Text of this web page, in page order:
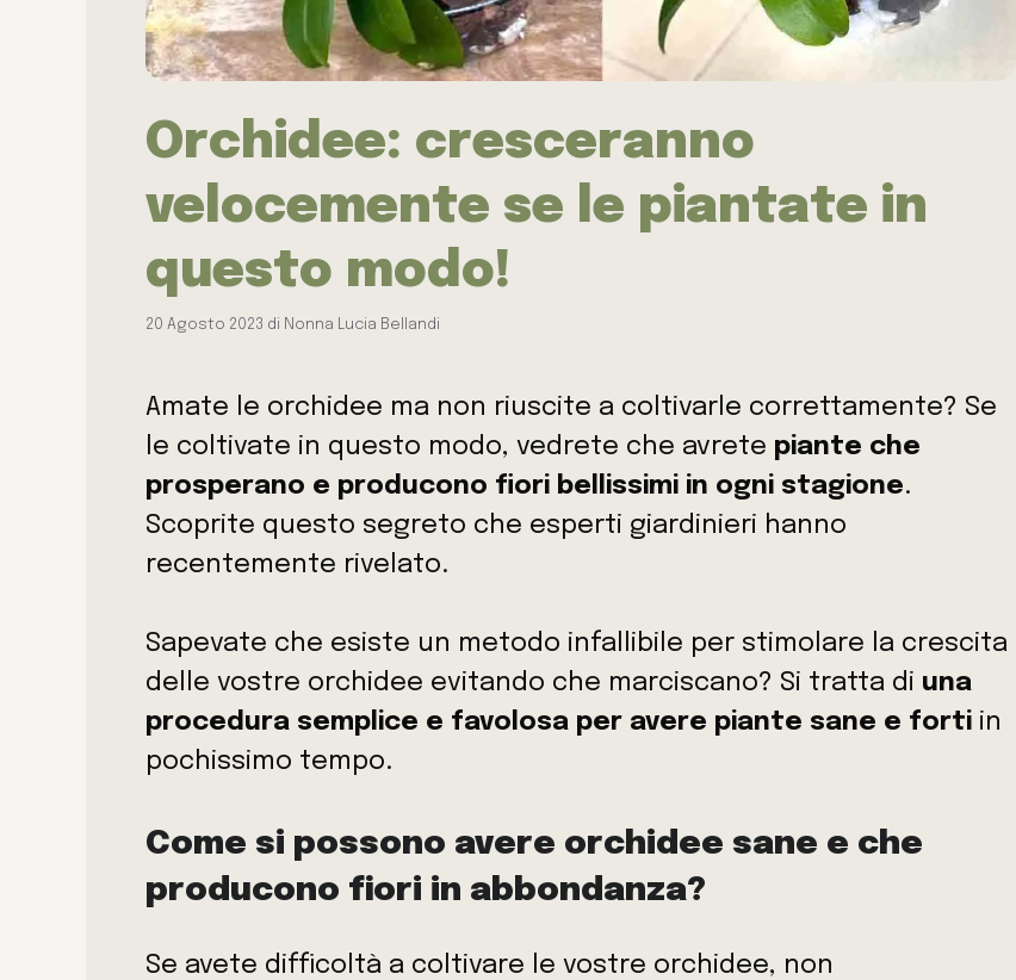
Orchidee: cresceranno
velocemente se le piantate in
questo modo!
20 Agosto 2023 di Nonna Lucia Bellandi
Amate le orchidee ma non riuscite a coltivarle correttamente? Se
le coltivate in questo modo, vedrete che avrete piante che
prosperano e producono fiori bellissimi in ogni stagione.
Scoprite questo segreto che esperti giardinieri hanno
recentemente rivelato.
Sapevate che esiste un metodo infallibile per stimolare la crescita
delle vostre orchidee evitando che marciscano? Si tratta di una
procedura semplice e favolosa per avere piante sane e forti in
pochissimo tempo.
Come si possono avere orchidee sane e che
producono fiori in abbondanza?
Se avete difficoltà a coltivare le vostre orchidee, non